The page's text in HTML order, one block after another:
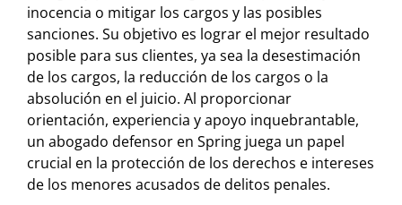
inocencia o mitigar los cargos y las posibles
sanciones. Su objetivo es lograr el mejor resultado
posible para sus clientes, ya sea la desestimación
de los cargos, la reducción de los cargos o la
absolución en el juicio. Al proporcionar
orientación, experiencia y apoyo inquebrantable,
un abogado defensor en Spring juega un papel
crucial en la protección de los derechos e intereses
de los menores acusados de delitos penales.